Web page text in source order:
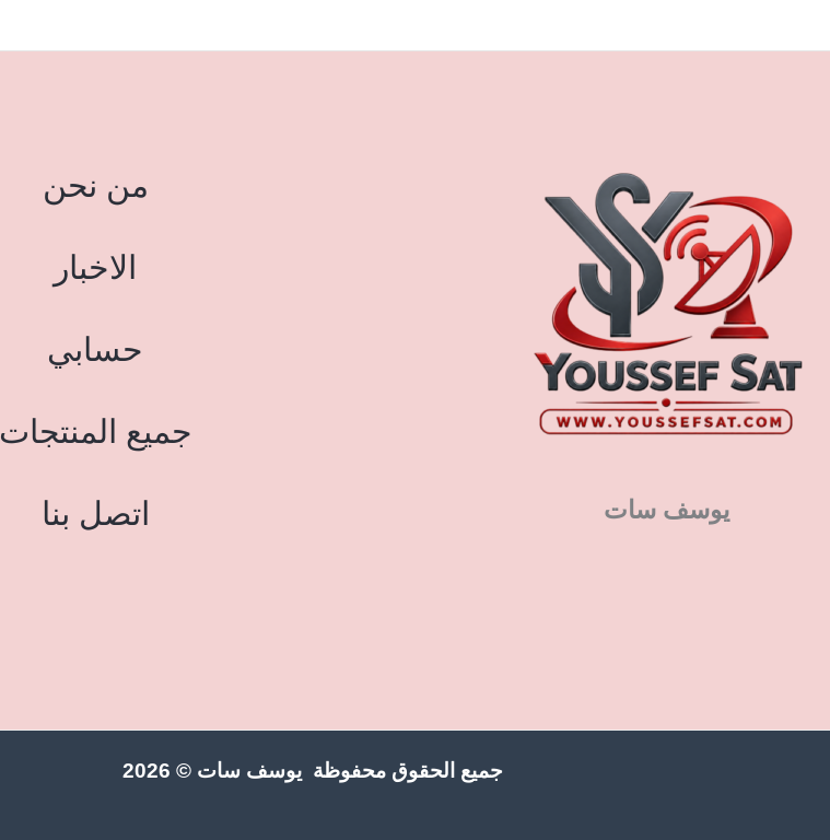
يوسف سات
من نحن
الاخبار
حسابي
جميع المنتجات
اتصل بنا
جميع الحقوق محفوظة يوسف سات © 2026